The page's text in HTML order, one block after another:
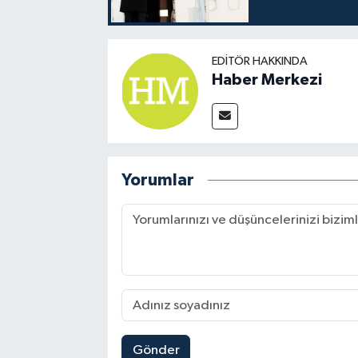
EDITÖR HAKKINDA
Haber Merkezi
Yorumlar
Gönder